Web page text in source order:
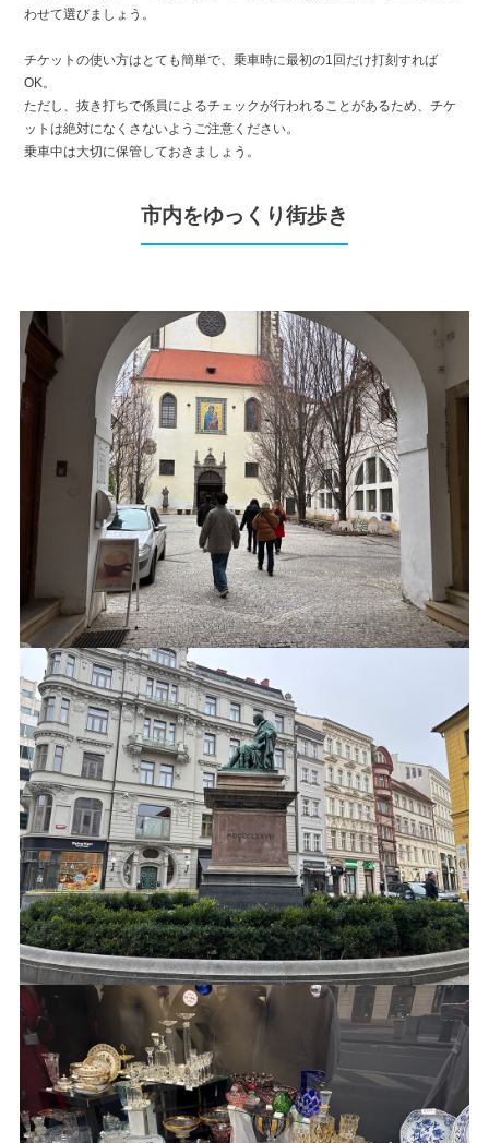
わせて選びましょう。
チケットの使い方はとても簡単で、乗車時に最初の1回だけ打刻すれば
OK。
ただし、抜き打ちで係員によるチェックが行われることがあるため、チケ
ットは絶対になくさないようご注意ください。
乗車中は大切に保管しておきましょう。
市内をゆっくり街歩き